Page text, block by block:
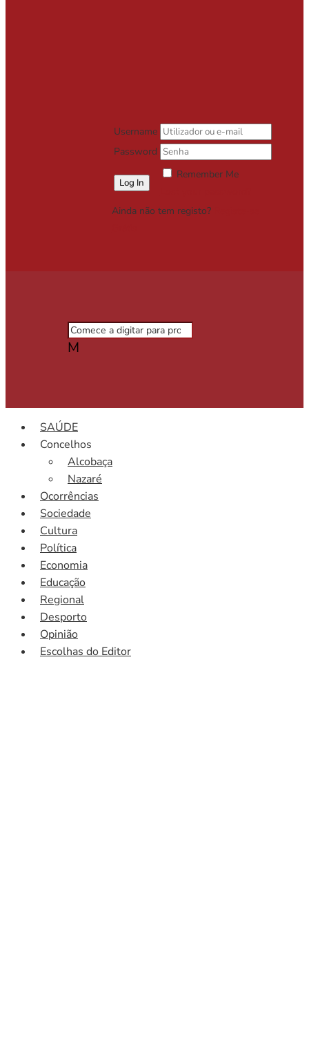
Username
Password
Remember Me
Ainda não tem registo?
M
SAÚDE
Concelhos
Alcobaça
Nazaré
Ocorrências
Sociedade
Cultura
Política
Economia
Educação
Regional
Desporto
Opinião
Escolhas do Editor